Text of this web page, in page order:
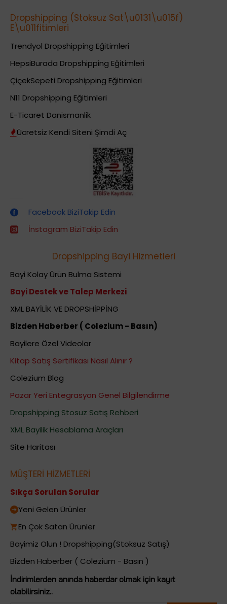
Dropshipping (Stoksuz Sat\u0131\u015f)
E\u011fitimleri
Trendyol Dropshipping Eğitimleri
HepsiBurada Dropshipping Eğitimleri
ÇiçekSepeti Dropshipping Eğitimleri
N11 Dropshipping Eğitimleri
E-Ticaret Danismanlik
Ücretsiz Kendi Siteni Şimdi Aç
Facebook BiziTakip Edin
İnstagram BiziTakip Edin
Dropshipping Bayi Hizmetleri
Bayi Kolay Ürün Bulma Sistemi
Bayi Destek ve Talep Merkezi
XML BAYİLİK VE DROPSHİPPİNG
Bizden Haberber ( Colezium - Basın)
Bayilere Özel Videolar
Kitap Satış Sertifikası Nasıl Alınır ?
Colezium Blog
Pazar Yeri Entegrasyon Genel Bilgilendirme
Dropshipping Stosuz Satış Rehberi
XML Bayilik Hesablama Araçları
Site Haritası
MÜŞTERİ HİZMETLERİ
Sıkça Sorulan Sorular
Yeni Gelen Ürünler
En Çok Satan Ürünler
Bayimiz Olun ! Dropshipping(Stoksuz Satış)
Bizden Haberber ( Colezium - Basın )
İndirimlerden anında haberdar olmak için kayıt
olabilirsiniz..